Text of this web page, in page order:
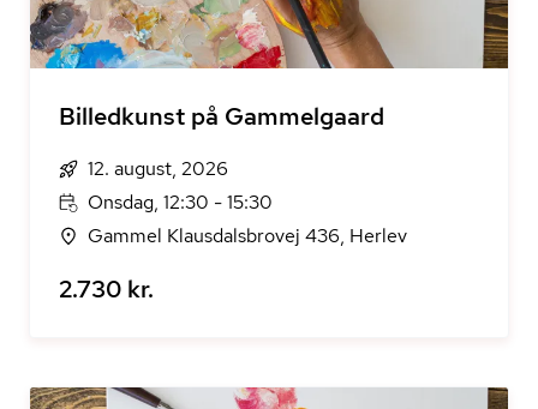
Billedkunst på Gammelgaard
12. august, 2026
Onsdag, 12:30 - 15:30
Gammel Klausdalsbrovej 436, Herlev
2.730 kr.